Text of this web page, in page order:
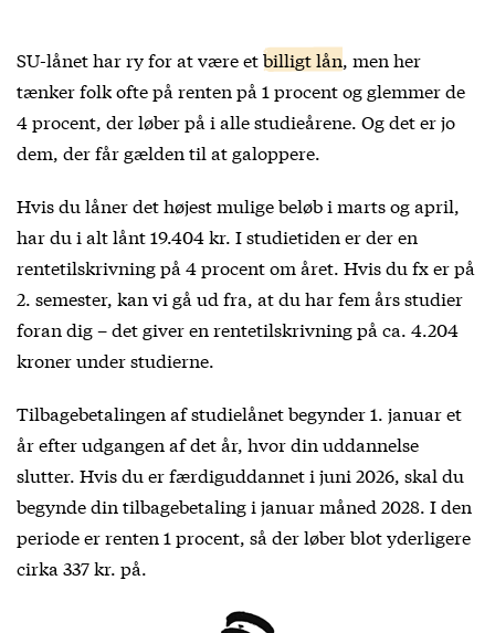
SU-lånet har ry for at være etbilligt lån , men her
tænker folk ofte på renten på 1 procent og glemmer de
4 procent, der løber på i alle studieårene. Og det er jo
dem, der får gælden til at galoppere.
Hvis du låner det højest mulige beløb i marts og april,
har du i alt lånt 19.404 kr. I studietiden er der en
rentetilskrivning på 4 procent om året. Hvis du fx er på
2. semester, kan vi gå ud fra, at du har fem års studier
foran dig – det giver en rentetilskrivning på ca. 4.204
kroner under studierne.
Tilbagebetalingen af studielånet begynder 1. januar et
år efter udgangen af det år, hvor din uddannelse
slutter. Hvis du er færdiguddannet i juni 2026, skal du
begynde din tilbagebetaling i januar måned 2028. I den
periode er renten 1 procent, så der løber blot yderligere
cirka 337 kr. på.